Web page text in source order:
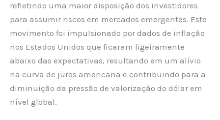
refletindo uma maior disposição dos investidores
para assumir riscos em mercados emergentes. Este
movimento foi impulsionado por dados de inflação
nos Estados Unidos que ficaram ligeiramente
abaixo das expectativas, resultando em um alívio
na curva de juros americana e contribuindo para a
diminuição da pressão de valorização do dólar em
nível global.